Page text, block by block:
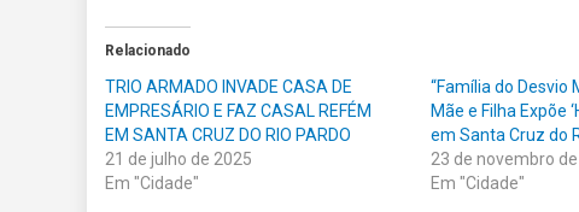
Relacionado
TRIO ARMADO INVADE CASA DE
EMPRESÁRIO E FAZ CASAL REFÉM
EM SANTA CRUZ DO RIO PARDO
21 de julho de 2025
Em "Cidade"
“Família do Desvio
Mãe e Filha Expõe
em Santa Cruz do
23 de novembro
Em "Cidade"